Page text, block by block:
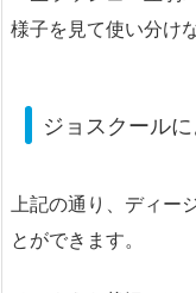
様子を見て使い分け
ジョスクール
上記の通り、ディー
とができます。